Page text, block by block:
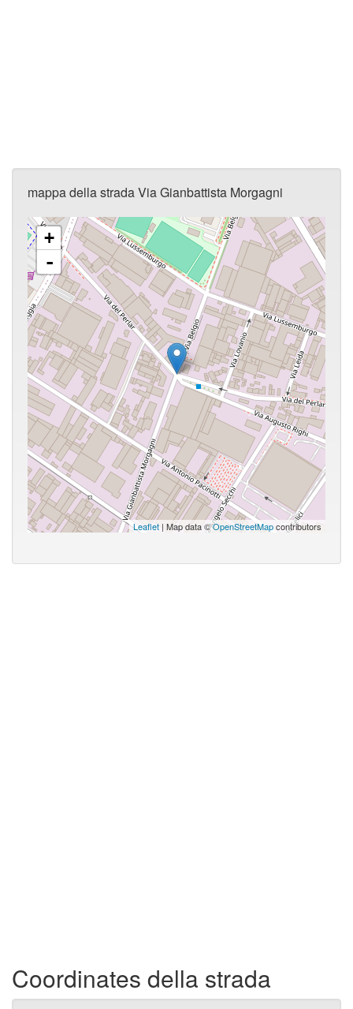
mappa della strada Via Gianbattista Morgagni
+
-
Leaflet | Map data ©OpenStreetMapcontributors
Coordinates della strada